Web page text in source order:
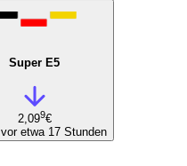
Super E5
2,099€
vor etwa 17 Stunden